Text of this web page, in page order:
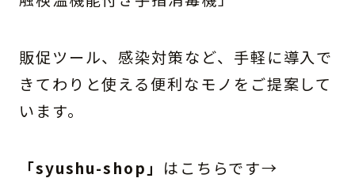
販促ツール、感染対策など、手軽に導入で
きてわりと使える便利なモノをご提案して
います。
「syushu-shop」 はこちらです→